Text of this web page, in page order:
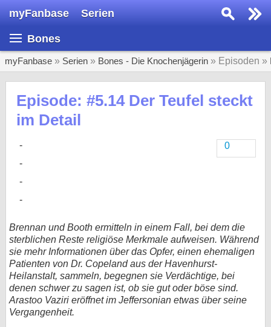
myFanbase Serien
Bones
myFanbase » Serien » Bones - Die Knochenjägerin » Episoden »
Episode: #5.14 Der Teufel steckt
im Detail
0
Brennan und Booth ermitteln in einem Fall, bei dem die
sterblichen Reste religiöse Merkmale aufweisen. Während
sie mehr Informationen über das Opfer, einen ehemaligen
Patienten von Dr. Copeland aus der Havenhurst-
Heilanstalt, sammeln, begegnen sie Verdächtige, bei
denen schwer zu sagen ist, ob sie gut oder böse sind.
Arastoo Vaziri eröffnet im Jeffersonian etwas über seine
Vergangenheit.
SERIEN
Kolumnen
Gewinnspiele
Forum
bei X